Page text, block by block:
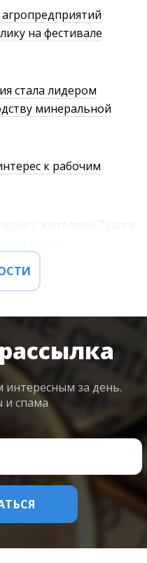
агропредприятий
на фестивале
стала лидером
минеральной
к рабочим
с жителями Туапсе
интересным за день.
и спама